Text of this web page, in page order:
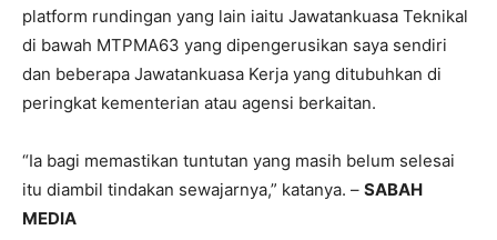
platform rundingan yang lain iaitu Jawatankuasa Teknikal
di bawah MTPMA63 yang dipengerusikan saya sendiri
dan beberapa Jawatankuasa Kerja yang ditubuhkan di
peringkat kementerian atau agensi berkaitan.
“Ia bagi memastikan tuntutan yang masih belum selesai
itu diambil tindakan sewajarnya,” katanya. – SABAH
MEDIA